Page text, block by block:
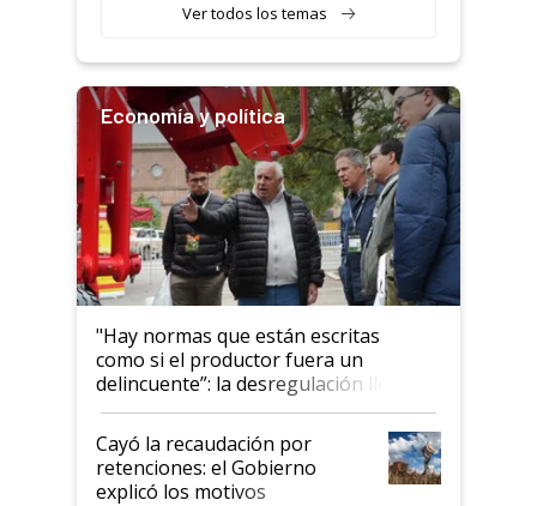
Ver todos los temas
Economía y política
"Hay normas que están escritas
como si el productor fuera un
delincuente”: la desregulación llegó
al Congreso Aapresid y hasta se
habló del financiamiento al IPCVA
Cayó la recaudación por
retenciones: el Gobierno
explicó los motivos